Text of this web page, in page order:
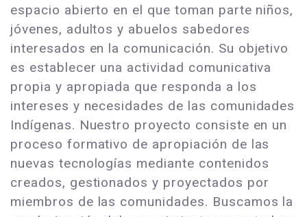
espacio abierto en el que toman parte niños,
jóvenes, adultos y abuelos sabedores
interesados en la comunicación. Su objetivo
es establecer una actividad comunicativa
propia y apropiada que responda a los
intereses y necesidades de las comunidades
Indígenas. Nuestro proyecto consiste en un
proceso formativo de apropiación de las
nuevas tecnologías mediante contenidos
creados, gestionados y proyectados por
miembros de las comunidades. Buscamos la